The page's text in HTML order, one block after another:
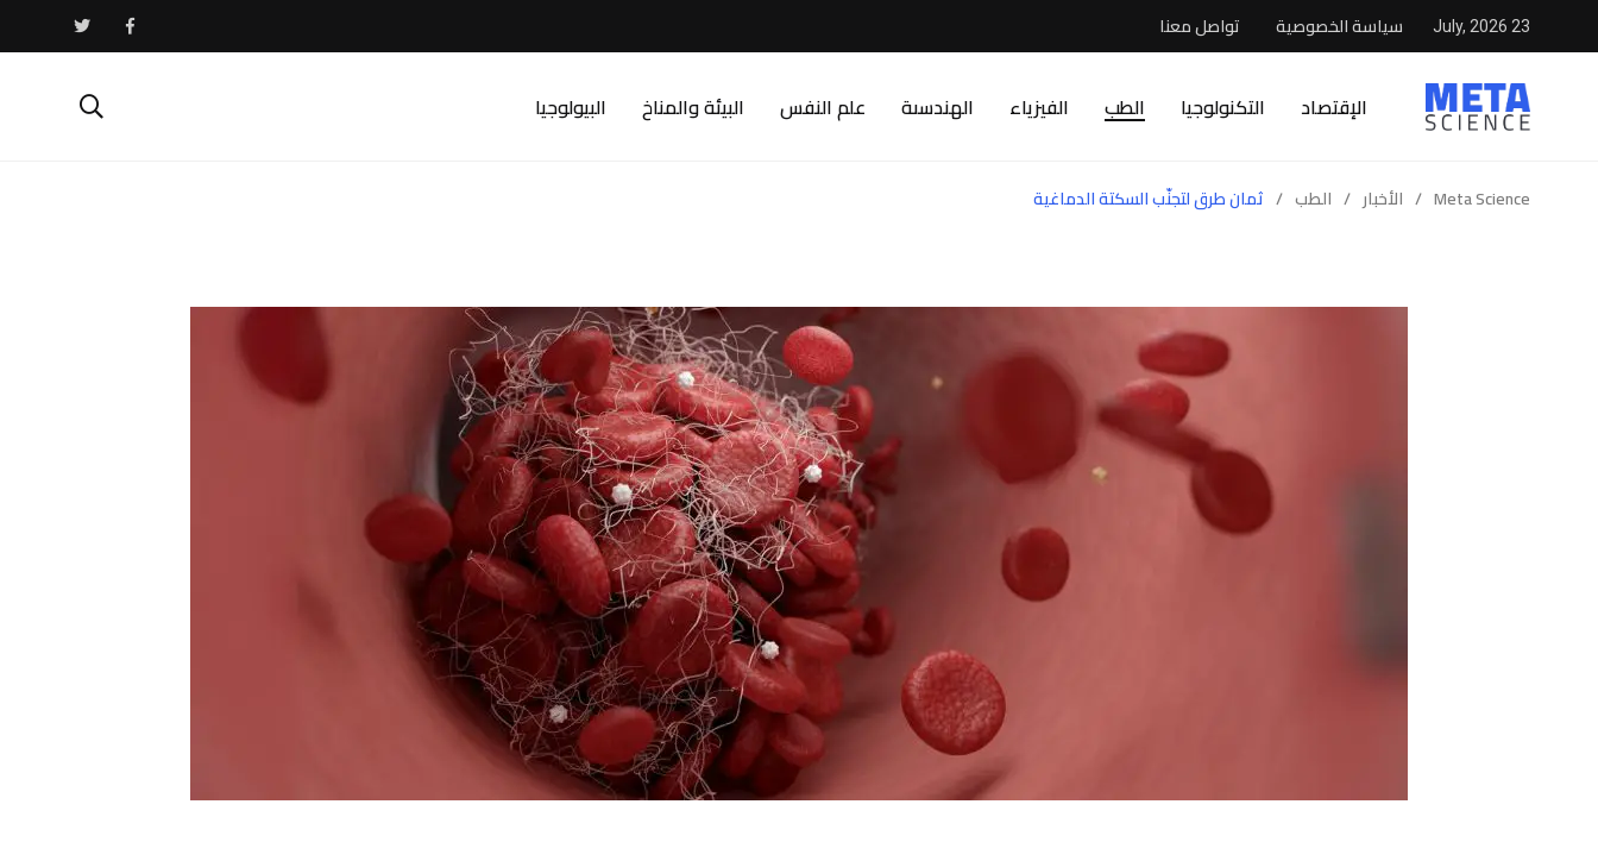
23 July, 2026 سياسة الخصوصية تواصل معنا
الإقتصاد التكنولوجيا الطب الفيزياء الهندسىة علم النفس البيئة والمناخ البيولوجيا
Meta Science
/ الأخبار / الطب / ثمان طرق لتجنّب السكتة الدماغية